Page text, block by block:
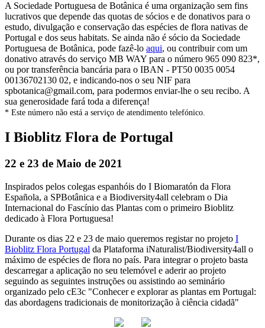
A Sociedade Portuguesa de Botânica é uma organização sem fins
lucrativos que depende das quotas de sócios e de donativos para o
estudo, divulgação e conservação das espécies de flora nativas de
Portugal e dos seus habitats. Se ainda não é sócio da Sociedade
Portuguesa de Botânica, pode fazê-lo aqui, ou contribuir com um
donativo através do serviço MB WAY para o número 965 090 823*,
ou por transferência bancária para o IBAN - PT50 0035 0054
00136702130 02, e indicando-nos o seu NIF para
spbotanica@gmail.com, para podermos enviar-lhe o seu recibo. A
sua generosidade fará toda a diferença!
* Este número não está a serviço de atendimento telefónico.
I Bioblitz Flora de Portugal
22 e 23 de Maio de 2021
Inspirados pelos colegas espanhóis do I Biomaratón da Flora
Española, a SPBotânica e a Biodiversity4all celebram o Dia
Internacional do Fascínio das Plantas com o primeiro Bioblitz
dedicado à Flora Portuguesa!
Durante os dias 22 e 23 de maio queremos registar no projeto I
Bioblitz Flora Portugal da Plataforma iNaturalist/Biodiversity4all o
máximo de espécies de flora no país. Para integrar o projeto basta
descarregar a aplicação no seu telemóvel e aderir ao projeto
seguindo as seguintes instruções ou assistindo ao seminário
organizado pelo cE3c "Conhecer e explorar as plantas em Portugal:
das abordagens tradicionais de monitorização à ciência cidadã"